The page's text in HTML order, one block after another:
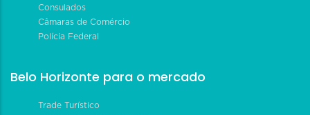
Consulados
Câmaras de Comércio
Polícia Federal
Belo Horizonte para o mercado
Trade Turístico